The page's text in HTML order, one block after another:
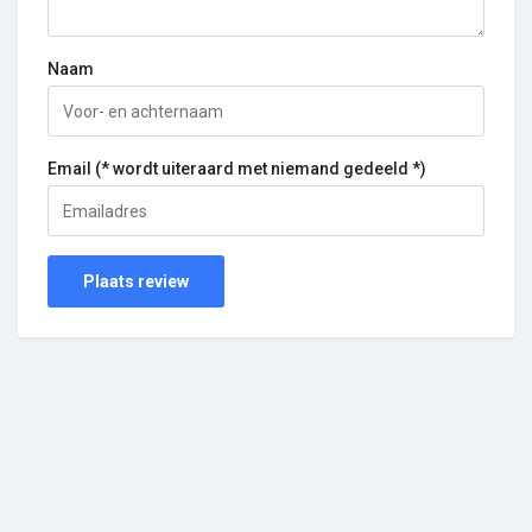
Naam
Email (* wordt uiteraard met niemand gedeeld *)
Plaats review